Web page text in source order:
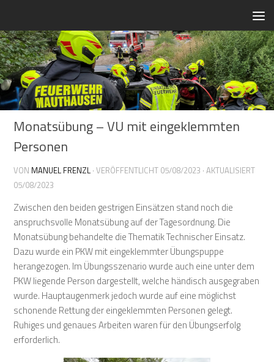
Monatsübung – VU mit eingeklemmten
Personen
VON MANUEL FRENZL · VERÖFFENTLICHT 05/08/2023 · AKTUALISIERT
05/08/2023
Zwischen den beiden gestrigen Einsätzen stand noch die
anspruchsvolle Monatsübung auf der Tagesordnung. Die
Monatsübung behandelte die Thematik Technischer Einsatz.
Dazu wurde ein PKW mit eingeklemmter Übungspuppe
herangezogen. Im Übungsszenario wurde auch eine unter dem
PKW liegende Person dargestellt, welche händisch ausgegraben
wurde. Hauptaugenmerk jedoch wurde auf eine möglichst
schonende Rettung der eingeklemmten Personen gelegt.
Ruhiges und genaues Arbeiten waren für den Übungserfolg
erforderlich.